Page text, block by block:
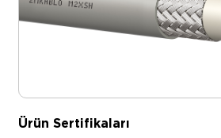
Ürün Sertifikaları